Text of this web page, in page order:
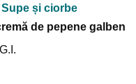
Supe și ciorbe
de pepene galben